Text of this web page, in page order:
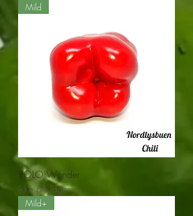
Mild
YOLO Wonder
Ikke på lager
Mild+